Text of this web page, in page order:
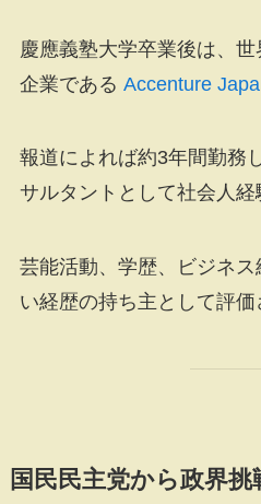
慶應義塾大学卒業後は、
企業である Accenture
報道によれば約3年間勤務
サルタントとして社会人経
芸能活動、学歴、ビジネ
い経歴の持ち主として評価
国民民主党から政界挑